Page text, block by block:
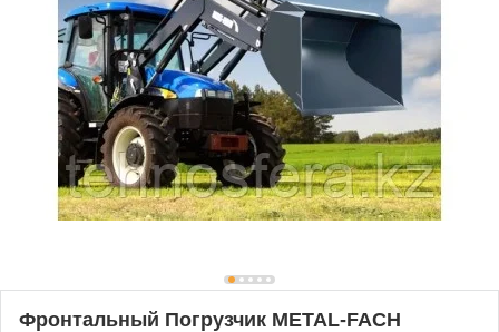
Фронтальный Погрузчик METAL-FACH